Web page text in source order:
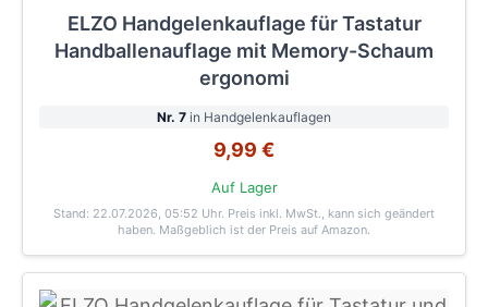
ELZO Handgelenkauflage für Tastatur
Handballenauflage mit Memory-Schaum
ergonomi
Nr. 7 in Handgelenkauflagen
9,99 €
Auf Lager
Stand: 22.07.2026, 05:52 Uhr. Preis inkl. MwSt., kann sich geändert
haben. Maßgeblich ist der Preis auf Amazon.